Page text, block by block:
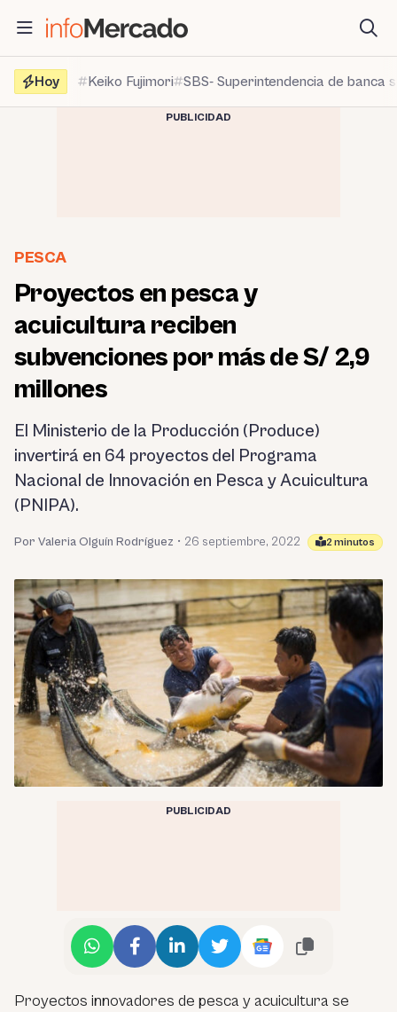
contenido
Hoy
Keiko Fujimori SBS- Superintendencia de banca
PUBLICIDAD
PESCA
Proyectos en pesca y
acuicultura reciben
subvenciones por más de S/ 2,9
millones
El Ministerio de la Producción (Produce)
invertirá en 64 proyectos del Programa
Nacional de Innovación en Pesca y Acuicultura
(PNIPA).
Por Valeria Olguín Rodríguez • 26 septiembre, 2022 2 minutos
PUBLICIDAD
Proyectos innovadores de pesca y acuicultura se